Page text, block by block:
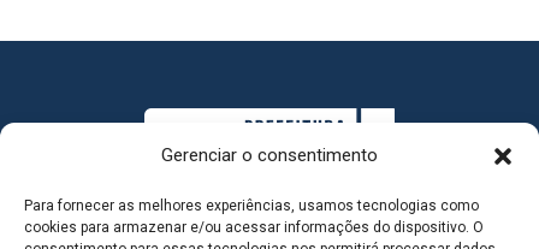
Gerenciar o consentimento
Para fornecer as melhores experiências, usamos tecnologias como
cookies para armazenar e/ou acessar informações do dispositivo. O